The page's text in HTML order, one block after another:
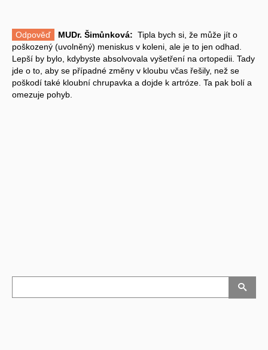
Odpověď MUDr. Šimůnková: Tipla bych si, že může jít o
poškozený (uvolněný) meniskus v koleni, ale je to jen odhad.
Lepší by bylo, kdybyste absolvovala vyšetření na ortopedii. Tady
jde o to, aby se případné změny v kloubu včas řešily, než se
poškodí také kloubní chrupavka a dojde k artróze. Ta pak bolí a
omezuje pohyb.